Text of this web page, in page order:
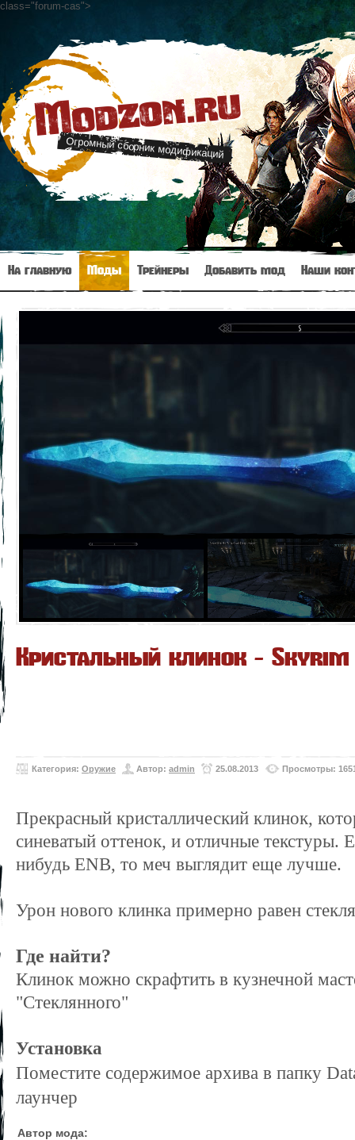
class="forum-cas">
Modzon.ru
Огромный сборник модификаций
На главную Моды Трейнеры Добавить мод Наши
Кристальный клинок - Skyrim
Категория: Оружие Автор: admin 25.08.2013 Просмотры:
Прекрасный кристаллический клинок,
синеватый оттенок, и отличные текстуры.
нибудь ENB, то меч выглядит еще лучше.
Урон нового клинка примерно равен
Где найти?
Клинок можно скрафтить в кузнечной
"Стеклянного"
Установка
Поместите содержимое архива в папку
лаунчер
Автор мода: